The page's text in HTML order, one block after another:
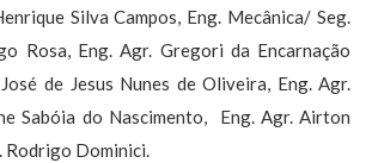
Silva Campos, Eng. Mecânica/ Seg.
Rosa, Eng. Agr. Gregori da Encarnação
de Jesus Nunes de Oliveira, Eng. Agr.
Sabóia do Nascimento, Eng. Agr. Airton
Rodrigo Dominici.